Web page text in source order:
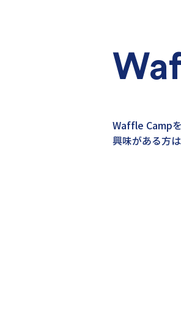
Waffle Camp
興味がある方